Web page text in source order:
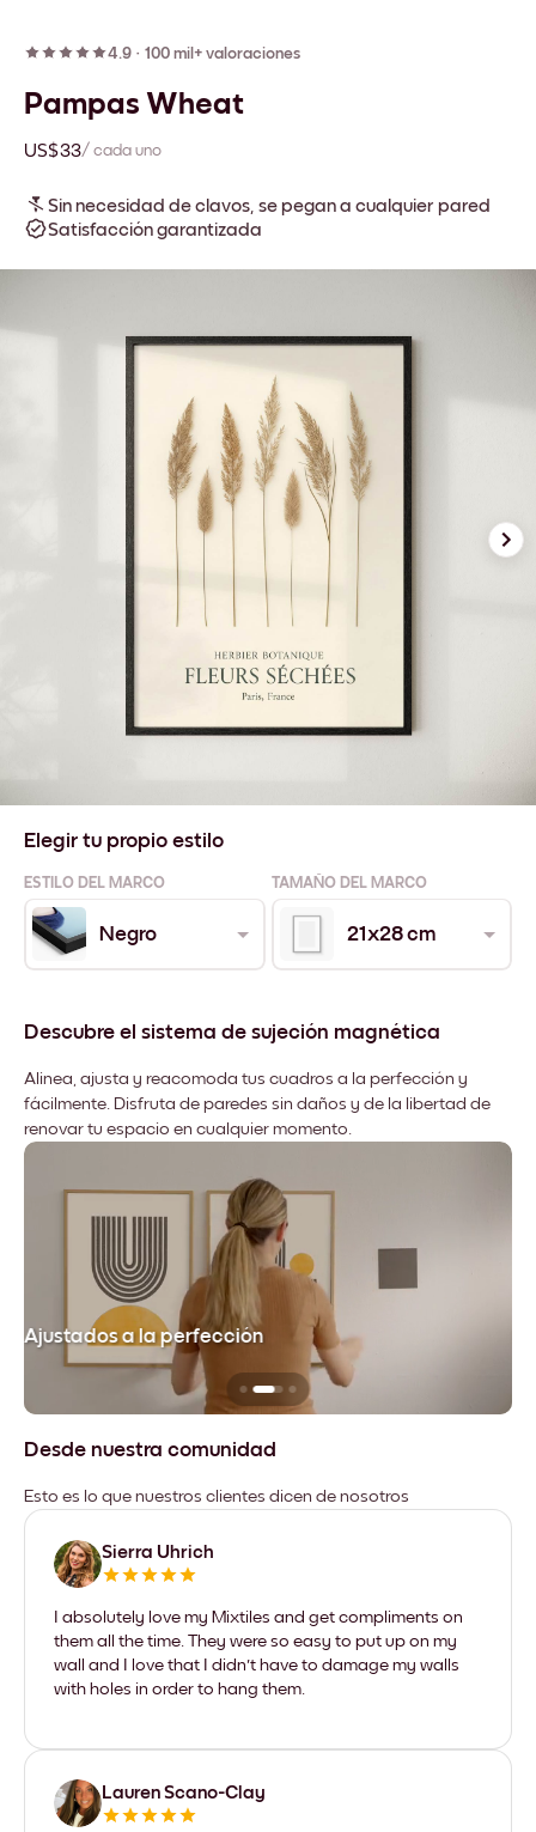
4.9 · 100 mil+ valoraciones
Pampas Wheat
US$33/ cada uno
Sin necesidad de clavos, se pegan a cualquier pared
Satisfacción garantizada
Elegir tu propio estilo
ESTILO DEL MARCO TAMAÑO DEL MARCO
Negro 21x28 cm
Descubre el sistema de sujeción magnética
Alinea, ajusta y reacomoda tus cuadros a la perfección y
fácilmente. Disfruta de paredes sin daños y de la libertad de
renovar tu espacio en cualquier momento.
Ajustados a la perfección
Desde nuestra comunidad
Esto es lo que nuestros clientes dicen de nosotros
Sierra Uhrich
I absolutely love my Mixtiles and get compliments on
them all the time. They were so easy to put up on my
wall and I love that I didn't have to damage my walls
with holes in order to hang them.
Lauren Scano-Clay